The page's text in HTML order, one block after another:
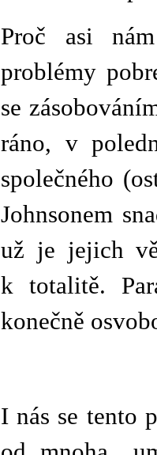
Proč asi
problémy
se
ráno, v
společného
Johnsonem
už je jejich
k totalitě.
konečně
I nás se tento